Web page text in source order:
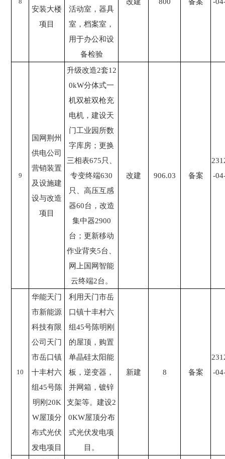
安装大楼
项目
活动室，器具
室，档案室，
用于办公和设
备检验
9
国网荆州
供电公司
营销装置
及设施建
设与改造
项目
升级改造2套12
0kW分体式一
机双桩双枪充
电机，建设天
门工业园所数
字库房；更换
三相表675只、
专变终端630
只、高压互感
器60台，改造
集中器2900
台；更新移动
作业背夹5台、
网上国网智能
云终端2台。
改建 906.03 备案
-
10
华能天门
市新能源
科技有限
公司天门
市岳口镇
十丰村六
组45号陈
明刚20K
W屋顶分
布式光伏
发电项目
利用天门市岳
口镇十丰村六
组45号陈明刚
的屋顶，购置
单晶硅太阳能
板，逆变器，
并网箱，镀锌
支架等。建设2
0KW屋顶分布
式光伏发电项
目。
新建 8 备案
-